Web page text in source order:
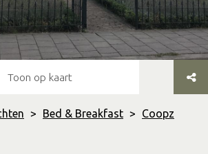
> Bed & Breakfast > Coopz
Toon op kaart